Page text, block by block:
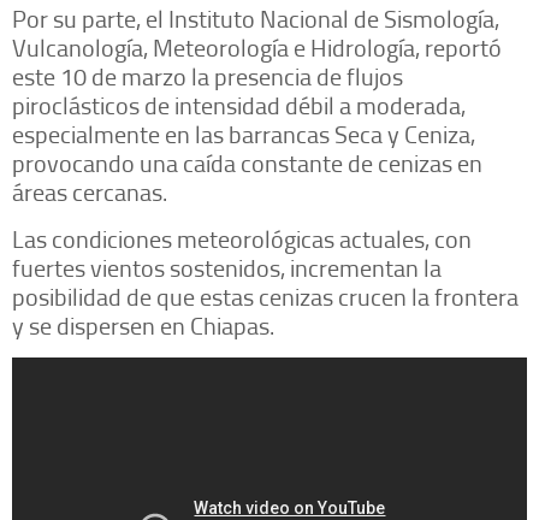
Por su parte, el Instituto Nacional de Sismología,
Vulcanología, Meteorología e Hidrología, reportó
este 10 de marzo la presencia de flujos
piroclásticos de intensidad débil a moderada,
especialmente en las barrancas Seca y Ceniza,
provocando una caída constante de cenizas en
áreas cercanas.
Las condiciones meteorológicas actuales, con
fuertes vientos sostenidos, incrementan la
posibilidad de que estas cenizas crucen la frontera
y se dispersen en Chiapas.